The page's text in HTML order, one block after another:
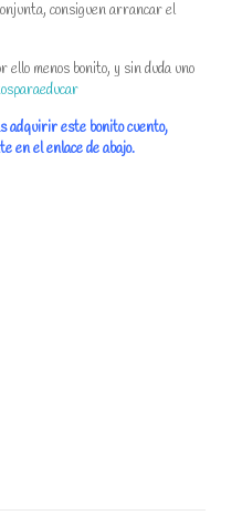
consiguen arrancar el
ello menos bonito, y sin duda uno
adquirir este bonito cuento,
en el enlace de abajo.